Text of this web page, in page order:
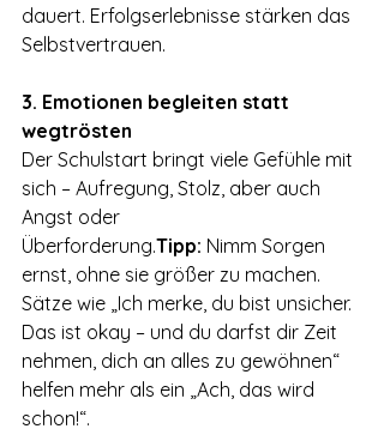
dauert. Erfolgserlebnisse stärken das
Selbstvertrauen.
3. Emotionen begleiten statt
wegtrösten
Der Schulstart bringt viele Gefühle mit
sich – Aufregung, Stolz, aber auch
Angst oder
Überforderung.Tipp: Nimm Sorgen
ernst, ohne sie größer zu machen.
Sätze wie „Ich merke, du bist unsicher.
Das ist okay – und du darfst dir Zeit
nehmen, dich an alles zu gewöhnen“
helfen mehr als ein „Ach, das wird
schon!“.